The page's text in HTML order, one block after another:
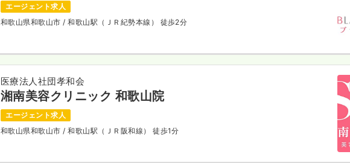
エージェント求人
和歌山県和歌山市/ 和歌山駅（ＪＲ紀勢本線） 徒歩2分
医療法人社団孝和会
湘南美容クリニック 和歌山院
エージェント求人
和歌山県和歌山市/ 和歌山駅（ＪＲ阪和線） 徒歩1分